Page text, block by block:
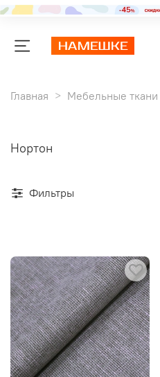
Главная Мебельные ткани
Нортон
Фильтры